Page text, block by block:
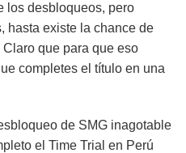
los desbloqueos, pero
hasta existe la chance de
que para que eso
completes el título en una
de SMG inagotable
el Time Trial en Perú